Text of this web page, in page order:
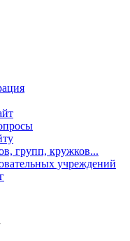
групп, кружков...
учреждений